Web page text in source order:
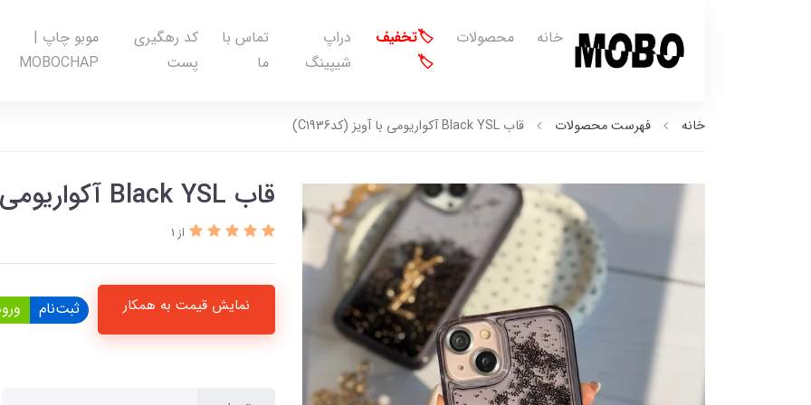
خانه محصولات
🏷️تخفیف
🏷️
دراپ
شیپینگ
تماس با
ما
کد رهگیری
پست
موبو چاپ |
MOBOCHAP
خانه فهرست محصولات قاب Black YSL آکواریومی با آویز (کدC1936)
قاب Black YSL آکواریومی با آویز (کدC1936)
از 1
نمایش قیمت به همکار ثبت‌نام